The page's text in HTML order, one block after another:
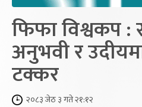
फिफा विश्वकप :
अनुभवी र
टक्कर
२०८३ जेठ ३ गते २१:१२